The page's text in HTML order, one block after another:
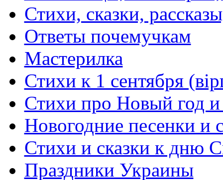
Стихи, сказки,
Ответы почемучкам
Мастерилка
Стихи к 1 сентября
Стихи про Новый год
Новогодние песенки и
Стихи и сказки к дню
Праздники Украины